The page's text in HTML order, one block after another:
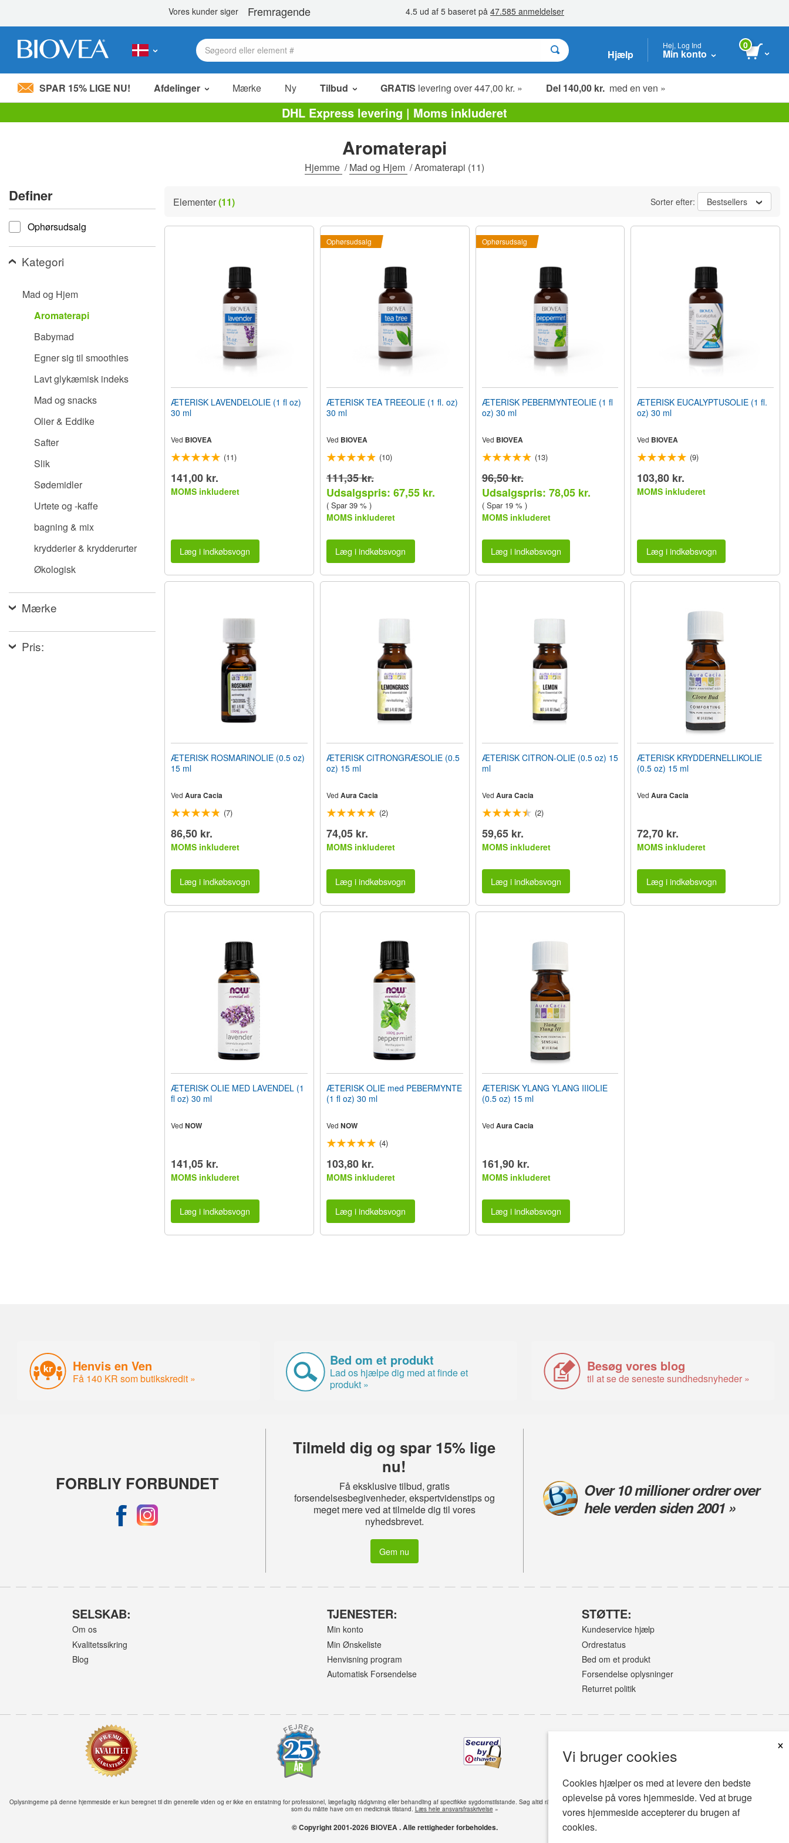
Bemærk:
Control-
F11
for
justere
hjemmesiden
bruger
skærmlæser;
tilgængelighedsmenu.
Hjælp
Hej, Log Ind
Min konto
0
SPAR 15% LIGE NU! Afdelinger Mærke Ny Tilbud GRATIS levering over 447,00 kr. » Del 140,00 kr. med en ven »
Salg poster
Værdipakker
Ophørsudsalg
DHL Express levering | Moms inkluderet
Vi bruger cookies
×
Cookies hjælper os med at levere den bedste
oplevelse på vores hjemmeside. Ved at bruge
vores hjemmeside accepterer du brugen af
cookies.
Aromaterapi
Hjemme /Mad og Hjem /Aromaterapi (11)
Definer
Definer
Ophørsudsalg
Kategori
Mad og Hjem
Aromaterapi
Babymad
Egner sig til smoothies
Lavt glykæmisk indeks
Mad og snacks
Olier & Eddike
Safter
Slik
Sødemidler
Urtete og -kaffe
bagning & mix
krydderier & krydderurter
Økologisk
Mærke
Pris:
Elementer(11) Sorter efter: Bestsellers
ÆTERISK LAVENDELOLIE (1 fl oz)
30 ml
Ved BIOVEA
(11)
141,00 kr.
MOMS inkluderet
Læg i indkøbsvogn
Ophørsudsalg
ÆTERISK TEA TREEOLIE (1 fl. oz)
30 ml
Ved BIOVEA
(10)
111,35 kr.
Udsalgspris: 67,55 kr.
( Spar 39 % )
MOMS inkluderet
Læg i indkøbsvogn
Ophørsudsalg
ÆTERISK PEBERMYNTEOLIE (1 fl
oz) 30 ml
Ved BIOVEA
(13)
96,50 kr.
Udsalgspris: 78,05 kr.
( Spar 19 % )
MOMS inkluderet
Læg i indkøbsvogn
ÆTERISK EUCALYPTUSOLIE (1 fl.
oz) 30 ml
Ved BIOVEA
(9)
103,80 kr.
MOMS inkluderet
Læg i indkøbsvogn
ÆTERISK ROSMARINOLIE (0.5 oz)
15 ml
Ved Aura Cacia
(7)
86,50 kr.
MOMS inkluderet
Læg i indkøbsvogn
ÆTERISK CITRONGRÆSOLIE (0.5
oz) 15 ml
Ved Aura Cacia
(2)
74,05 kr.
MOMS inkluderet
Læg i indkøbsvogn
ÆTERISK CITRON-OLIE (0.5 oz) 15
ml
Ved Aura Cacia
(2)
59,65 kr.
MOMS inkluderet
Læg i indkøbsvogn
ÆTERISK KRYDDERNELLIKOLIE
(0.5 oz) 15 ml
Ved Aura Cacia
72,70 kr.
MOMS inkluderet
Læg i indkøbsvogn
ÆTERISK OLIE MED LAVENDEL (1
fl oz) 30 ml
Ved NOW
141,05 kr.
MOMS inkluderet
Læg i indkøbsvogn
ÆTERISK OLIE med PEBERMYNTE
(1 fl oz) 30 ml
Ved NOW
(4)
103,80 kr.
MOMS inkluderet
Læg i indkøbsvogn
ÆTERISK YLANG YLANG IIIOLIE
(0.5 oz) 15 ml
Ved Aura Cacia
161,90 kr.
MOMS inkluderet
Læg i indkøbsvogn
Henvis en Ven
Få 140 KR som butikskredit »
Bed om et produkt
Lad os hjælpe dig med at finde et
produkt »
Besøg vores blog
til at se de seneste sundhedsnyheder »
FORBLIY FORBUNDET
Tilmeld dig og spar 15% lige
nu!
Få eksklusive tilbud, gratis
forsendelsesbegivenheder, ekspertvidenstips og
meget mere ved at tilmelde dig til vores
nyhedsbrevet.
Gem nu
Over 10 millioner ordrer over
hele verden siden 2001 »
SELSKAB:
Om os
Kvalitetssikring
Blog
TJENESTER:
Min konto
Min Ønskeliste
Henvisning program
Automatisk Forsendelse
STØTTE:
Kundeservice hjælp
Ordrestatus
Bed om et produkt
Forsendelse oplysninger
Returret politik
© Copyright 2001-2026 BIOVEA . Alle rettigheder forbeholdes.
Oplysningerne på denne hjemmeside er kun beregnet til din generelle viden og er ikke en erstatning for professionel, lægefaglig rådgivning eller behandling af specifikke sygdomstilstande. Søg altid råd hos din læge eller en anden kvalificeret sundhedsplejer med eventuelle spørgsmål,
som du måtte have om en medicinsk tilstand. Læs hele ansvarsfraskrivelse »